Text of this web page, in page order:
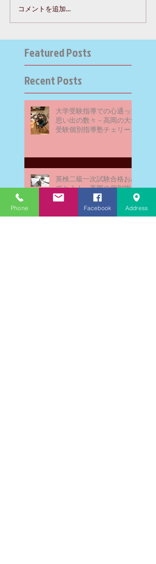
コメントを追加…
Featured Posts
Recent Posts
大学受験指導での心通った
思い出の数々－高岡の大学
受験個別指導塾チェリー・
英検二級一次試験合格おめ
でとう！－高岡の個別指導
塾チェリー・ブロッサム
Phone Facebook Address